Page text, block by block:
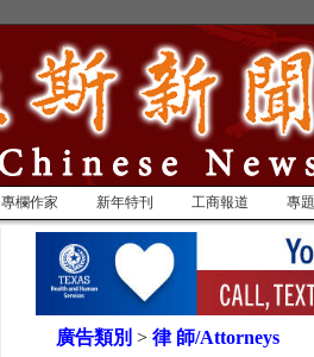
專欄作家 新年特刊 工商報道 專
廣告類別 > 律 師/Attorneys